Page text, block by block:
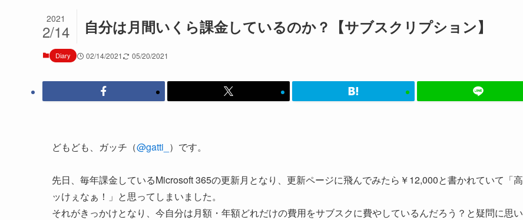
自分は月間いくら課金しているのか？【サブスクリプション】
2021
2/14
Diary 02/14/2021 05/20/2021
どもども、ガッチ（@gatti_ ）です。
先日、毎年課金しているMicrosoft 365の更新月となり、更新ページに飛んでみたら￥12,000と書かれていて「高
ッけぇなぁ！」と思ってしまいました。
それがきっかけとなり、今自分は月額・年額どれだけの費用をサブスクに費やしているんだろう？と疑問に思い